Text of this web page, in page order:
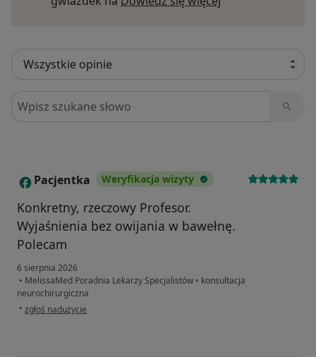
Szukaj w opiniach
P Pacjentka Weryfikacja wizyty
Konkretny, rzeczowy Profesor.
Wyjaśnienia bez owijania w bawełnę.
Polecam
6 sierpnia 2026
• MelissaMed Poradnia Lekarzy Specjalistów • konsultacja
neurochirurgiczna
• w opinii użytkownika Pacjentka
zgłoś nadużycie